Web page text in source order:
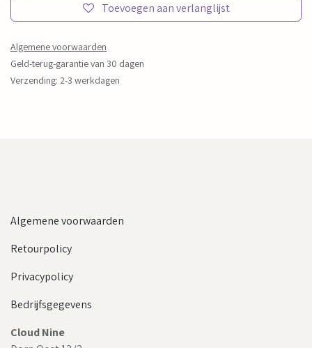
Toevoegen aan verlanglijst
Algemene voorwaarden
Geld-terug-garantie van 30 dagen
Verzending: 2-3 werkdagen
Algemene voorwaarden
Retourpolicy
Privacypolicy
Bedrijfsgegevens
Cloud Nine